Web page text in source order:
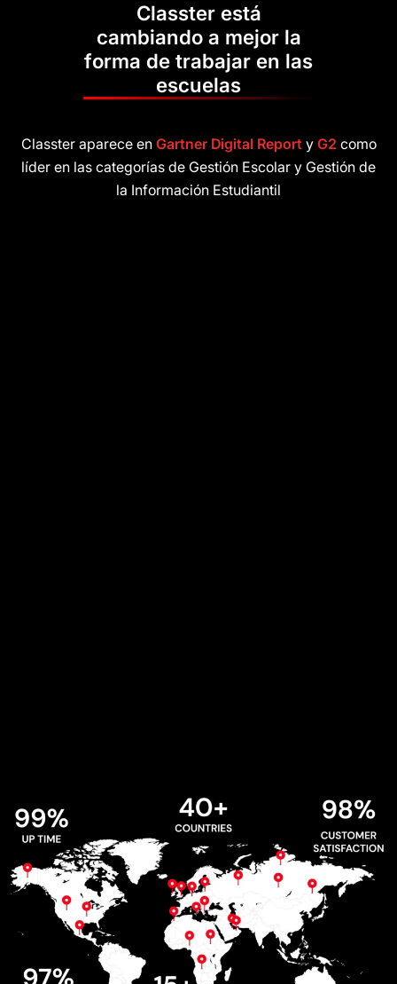
Classter está
cambiando a mejor la
forma de trabajar en las
escuelas
Classter aparece en Gartner Digital Report y G2 como
líder en las categorías de Gestión Escolar y Gestión de
la Información Estudiantil